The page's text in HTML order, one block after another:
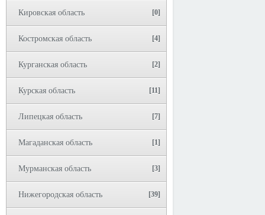
Кировская область [0]
Костромская область [4]
Курганская область [2]
Курская область [11]
Липецкая область [7]
Магаданская область [1]
Мурманская область [3]
Нижегородская область [39]